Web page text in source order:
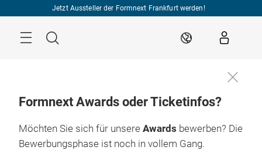
Jetzt Aussteller der Formnext Frankfurt werden!
Suche DE
Formnext Awards oder Ticketinfos?
Möchten Sie sich für unsere Awards bewerben? Die
Bewerbungsphase ist noch in vollem Gang.